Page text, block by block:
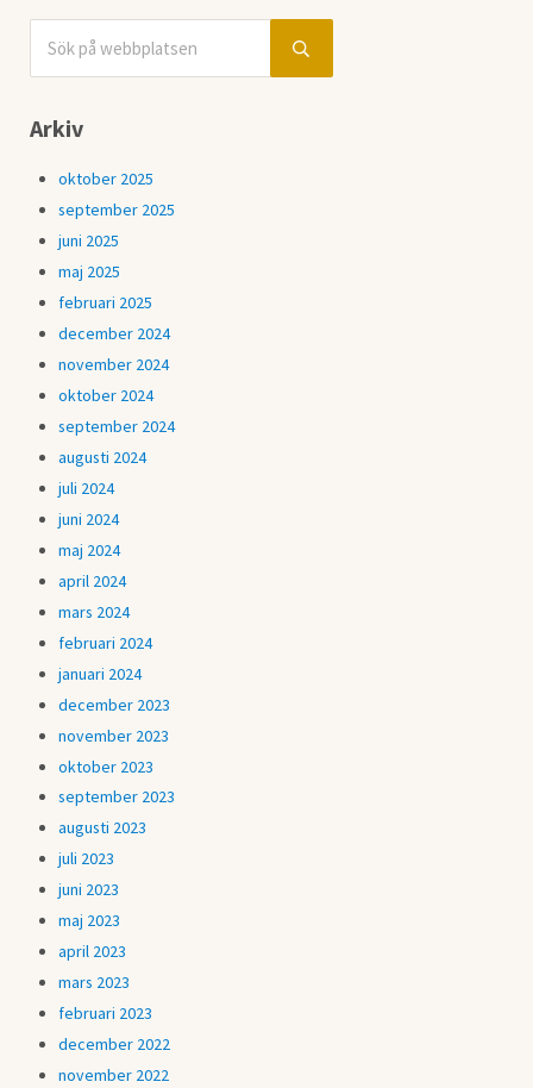
Sidebar
Submit search
Arkiv
oktober 2025
september 2025
juni 2025
maj 2025
februari 2025
december 2024
november 2024
oktober 2024
september 2024
augusti 2024
juli 2024
juni 2024
maj 2024
april 2024
mars 2024
februari 2024
januari 2024
december 2023
november 2023
oktober 2023
september 2023
augusti 2023
juli 2023
juni 2023
maj 2023
april 2023
mars 2023
februari 2023
december 2022
november 2022